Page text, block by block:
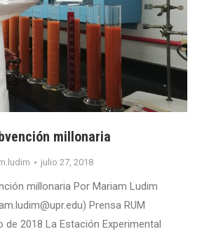
millonaria
julio 27, 2018
millonaria Por Mariam Ludim
Prensa RUM
de 2018 La Estación Experimental